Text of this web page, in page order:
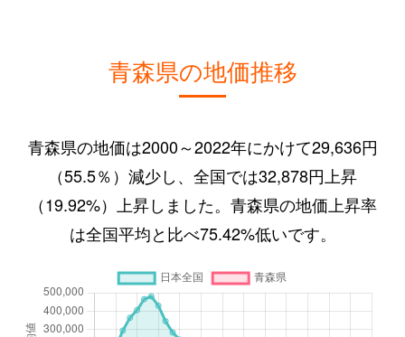
青森県の地価推移
青森県の地価は2000～2022年にかけて29,636円
（55.5％）減少し、全国では32,878円上昇
（19.92%）上昇しました。青森県の地価上昇率
は全国平均と比べ75.42%低いです。